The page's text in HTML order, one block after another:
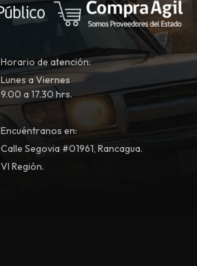
Horario de atención:
Lunes a Viernes
9.00 a 17.30 hrs.
Encuéntranos en:
Calle Segovia #01961, Rancagua.
VI Región.